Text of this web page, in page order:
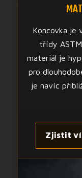
Koncovka je
třídy
materiál je
pro
je navíc
Zjistit